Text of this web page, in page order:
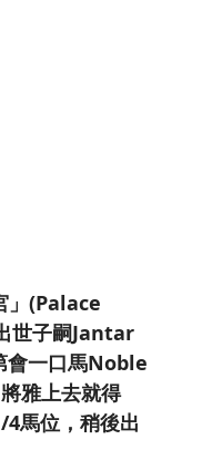
」(Palace
世子嗣Jantar
會一口馬Noble
雅上去就得
馬位，稍後出